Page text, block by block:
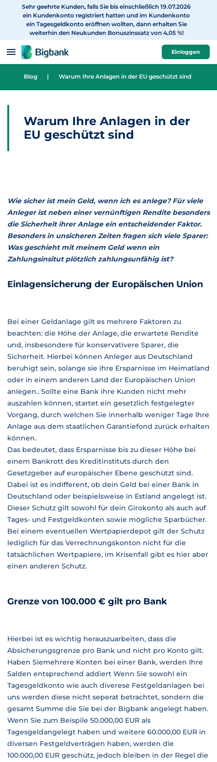
zum Inhalt
Sehr geehrte Kunden, falls Sie bis einschließlich 19.07.2026
ein Kundenkonto registriert hatten und im Kundenkonto
ein Tagesgeldkonto eröffnen wollten, dann erhalten Sie
weiterhin den Neukunden Bonuszinssatz von 4,05 %!
Einloggen
Blog | Warum Ihre Anlagen in der EU geschützt sind
Warum Ihre Anlagen in der
EU geschützt sind
Wie sicher ist mein Geld, wenn ich es anlege? Für viele
Anleger ist neben einer vernünftigen Rendite besonders
die Sicherheit ihrer Anlage ein entscheidender Faktor.
Besonders in unsicheren Zeiten fragen sich viele Sparer:
Was geschieht mit meinem Geld wenn ein
Zahlungsinsitut plötzlich zahlungsunfähig ist?
Einlagensicherung der Europäischen Union
Bei einer Geldanlage gilt es mehrere Faktoren zu
beachten: die Höhe der Anlage, die erwartete Rendite
und, insbesondere für konservativere Sparer, die
Sicherheit. Hierbei können Anleger aus Deutschland
beruhigt sein, solange sie ihre Ersparnisse im Heimatland
oder in einem anderen Land der Europäischen Union
anlegen.. Sollte eine Bank ihre Kunden nicht mehr
auszahlen können, startet ein gesetzlich festgelegter
Vorgang, durch welchen Sie innerhalb weniger Tage Ihre
Anlage aus dem staatlichen Garantiefond zurück erhalten
können.
Das bedeutet, dass Ersparnisse bis zu dieser Höhe bei
einem Bankrott des Kreditinstituts durch den
Gesetzgeber auf europäischer Ebene geschützt sind.
Dabei ist es indifferent, ob dein Geld bei einer Bank in
Deutschland oder beispielsweise in Estland angelegt ist.
Dieser Schutz gilt sowohl für dein Girokonto als auch auf
Tages- und Festgeldkonten sowie mögliche Sparbücher.
Bei einem eventuellen Wertpapierdepot gilt der Schutz
lediglich für das Verrechnungskonton nicht für die
tatsächlichen Wertpapiere, im Krisenfall gibt es hier aber
einen anderen Schutz.
Grenze von 100.000 € gilt pro Bank
Hierbei ist es wichtig herauszuarbeiten, dass die
Absicherungsgrenze pro Bank und nicht pro Konto gilt.
Haben Siemehrere Konten bei einer Bank, werden Ihre
Salden entsprechend addiert Wenn Sie sowohl ein
Tagesgeldkonto wie auch diverese Festgeldanlagen bei
uns werden diese nicht seperat betrachtet, sondern die
gesamt Summe die Sie bei der Bigbank angelegt haben.
Wenn Sie zum Beispile 50.000,00 EUR als
Tagesgeldangelegt haben und weitere 60.000,00 EUR in
diversen Festgeldverträgen haben, werden die
100.000,00 EUR geschütz, jedoch bleiben in der Regel die